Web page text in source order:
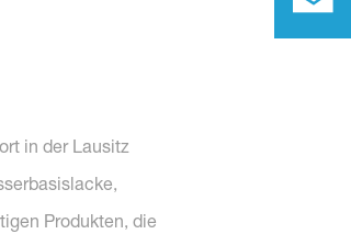
in der Lausitz
Produkten, die